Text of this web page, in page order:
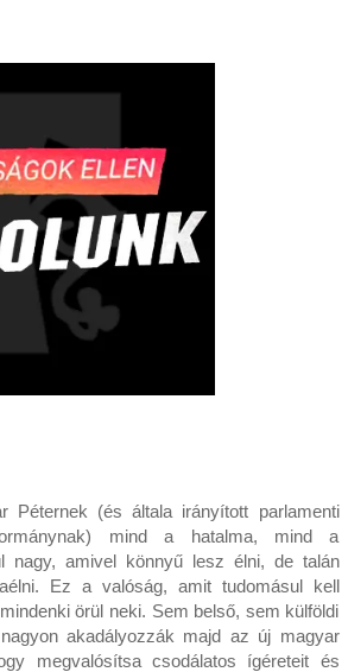
Péternek (és általa irányított parlamenti
mind a hatalma, mind a
nagy, amivel könnyű lesz élni, de talán
Ez a valóság, amit tudomásul kell
örül neki. Sem belső, sem külföldi
akadályozzák majd az új magyar
megvalósítsa csodálatos ígéreteit és